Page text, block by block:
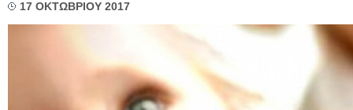
17 ΟΚΤΩΒΡΙΟΥ 2017